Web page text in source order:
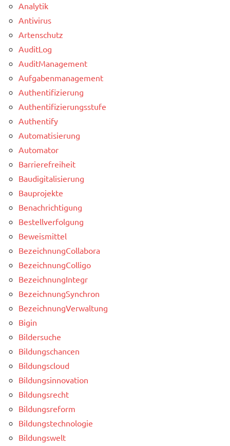
Analytik
Antivirus
Artenschutz
AuditLog
AuditManagement
Aufgabenmanagement
Authentifizierung
Authentifizierungsstufe
Authentify
Automatisierung
Automator
Barrierefreiheit
Baudigitalisierung
Bauprojekte
Benachrichtigung
Bestellverfolgung
Beweismittel
BezeichnungCollabora
BezeichnungColligo
BezeichnungIntegr
BezeichnungSynchron
BezeichnungVerwaltung
Bigin
Bildersuche
Bildungschancen
Bildungscloud
Bildungsinnovation
Bildungsrecht
Bildungsreform
Bildungstechnologie
Bildungswelt